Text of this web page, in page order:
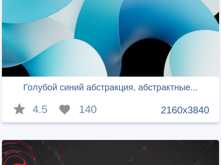
Голубой синий абстракция, абстрактные...
2160x3840
4.5 140